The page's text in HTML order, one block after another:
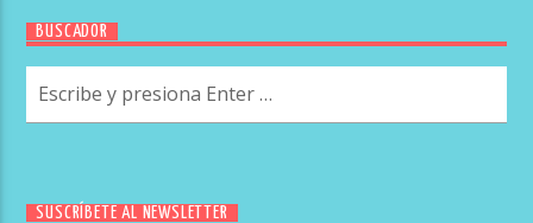
BUSCADOR
SUSCRÍBETE AL NEWSLETTER